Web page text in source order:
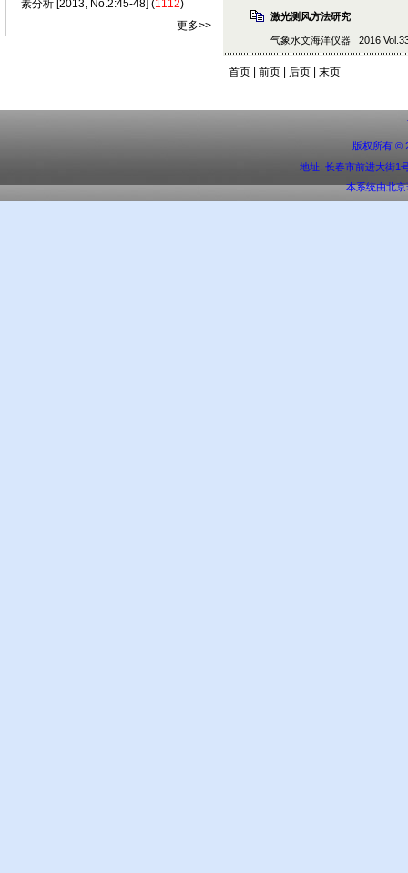
更多>>
激光测风方法研究
气象水文海洋仪器 2016
首页 | 前页 | 后页 | 末页
版权所有 ©
地址: 长春市前进大街1
本系统由北京